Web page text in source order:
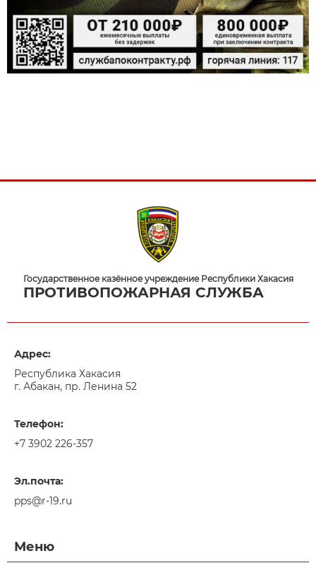
Государственное казённое учреждение Республики Хакасия
ПРОТИВОПОЖАРНАЯ СЛУЖБА
Адрес:
Республика Хакасия
г. Абакан, пр. Ленина 52
Телефон:
+7 3902 226-357
Эл.почта:
pps@r-19.ru
Меню